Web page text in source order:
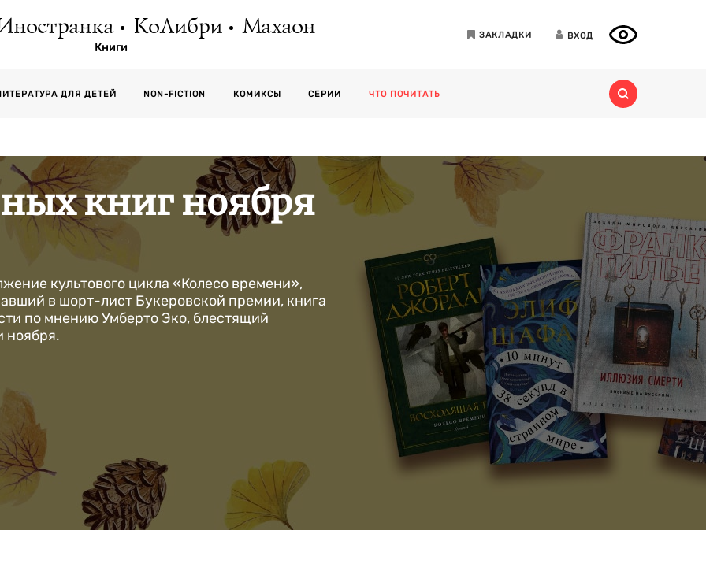
КоЛибри Махаон
Книги
ЗАКЛАДКИ ВХОД
ДЛЯ ДЕТЕЙ NON-FICTION КОМИКСЫ СЕРИИ ЧТО ПОЧИТАТЬ
книг ноября
культового цикла «Колесо времени»,
в шорт-лист Букеровской премии, книга
по мнению Умберто Эко, блестящий
ноября.